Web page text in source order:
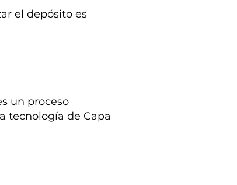
el depósito es
un proceso
tecnología de Capa